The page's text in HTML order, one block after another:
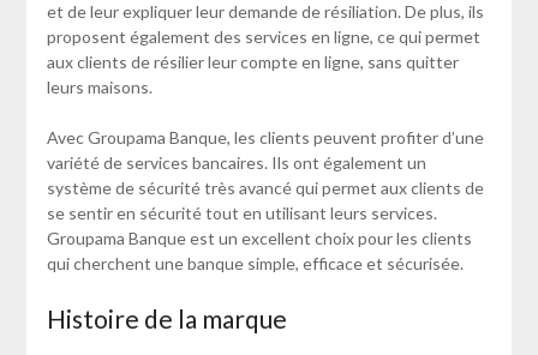
et de leur expliquer leur demande de résiliation. De plus, ils
proposent également des services en ligne, ce qui permet
aux clients de résilier leur compte en ligne, sans quitter
leurs maisons.
Avec Groupama Banque, les clients peuvent profiter d’une
variété de services bancaires. Ils ont également un
système de sécurité très avancé qui permet aux clients de
se sentir en sécurité tout en utilisant leurs services.
Groupama Banque est un excellent choix pour les clients
qui cherchent une banque simple, efficace et sécurisée.
Histoire de la marque